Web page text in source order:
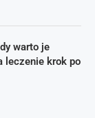
warto je
leczenie krok po